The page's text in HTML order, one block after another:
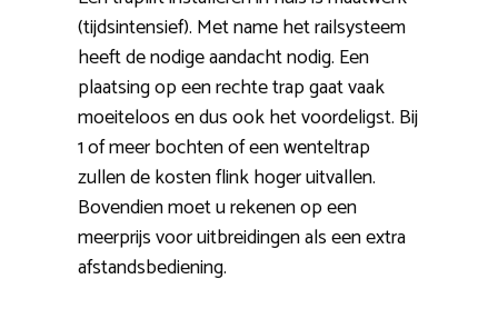
(tijdsintensief). Met name het railsysteem
heeft de nodige aandacht nodig. Een
plaatsing op een rechte trap gaat vaak
moeiteloos en dus ook het voordeligst. Bij
1 of meer bochten of een wenteltrap
zullen de kosten flink hoger uitvallen.
Bovendien moet u rekenen op een
meerprijs voor uitbreidingen als een extra
afstandsbediening.